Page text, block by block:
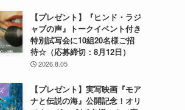
【プレゼント】『ヒンド・ラジ
ャブの声』トークイベント付き
特別試写会に10組20名様ご招
待☆（応募締切：8月12日）
2026.8.05
【プレゼント】実写映画『モア
ナと伝説の海』公開記念！オリ